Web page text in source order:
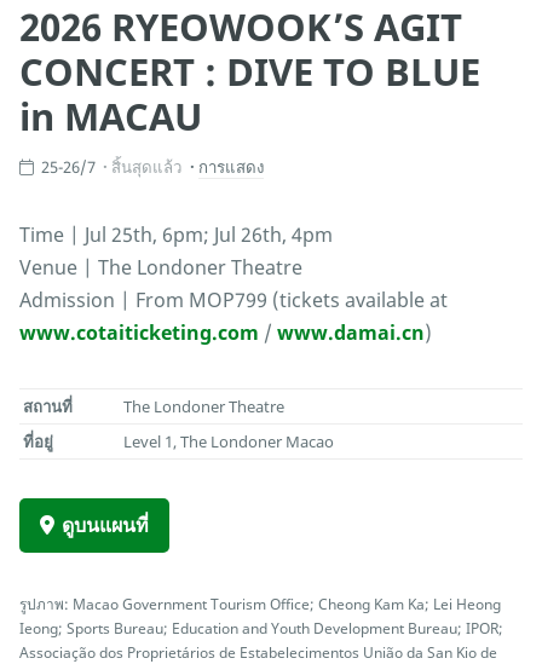
2026 RYEOWOOK’S AGIT
CONCERT : DIVE TO BLUE
in MACAU
25-26/7 สิ้นสุดแล้ว การแสดง
Time | Jul 25th, 6pm; Jul 26th, 4pm
Venue | The Londoner Theatre
Admission | From MOP799 (tickets available at
www.cotaiticketing.com / www.damai.cn)
สถานที่
The Londoner Theatre
ที่อยู่
Level 1, The Londoner Macao
ดูบนแผนที่
รูปภาพ: Macao Government Tourism Office; Cheong Kam Ka; Lei Heong
Ieong; Sports Bureau; Education and Youth Development Bureau; IPOR;
Associação dos Proprietários de Estabelecimentos União da San Kio de